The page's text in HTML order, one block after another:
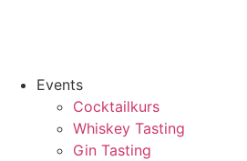
Events
Cocktailkurs
Whiskey Tasting
Gin Tasting